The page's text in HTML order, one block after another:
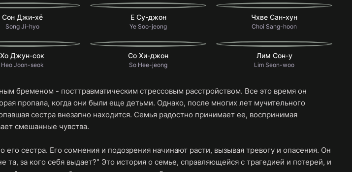
Сон Джи-хё
Song Ji-hyo
Е Су-джон
Ye Soo-jeong
Чхве Сан-хун
Choi Sang-hoon
Хо Джун-сок
Heo Joon-seok
Со Хи-джон
So Hee-jeong
Лим Сон-у
Lim Seon-woo
бременом - посттравматическим стрессовым расстройством. Все это время он
пропала, когда они были еще детьми. Однако, после многих лет мучительного
сестра внезапно находится. Семья радостно принимает ее, воспринимая
смешанные чувства.
его сестра. Его сомнения и подозрения начинают расти, вызывая тревогу и опасения. Он
та, за кого себя выдает?" Это история о семье, справляющейся с трагедией и потерей, и